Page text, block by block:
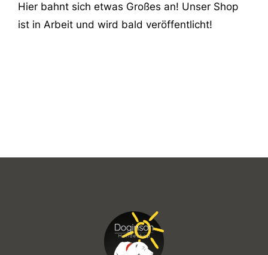
Hier bahnt sich etwas Großes an! Unser Shop
ist in Arbeit und wird bald veröffentlicht!